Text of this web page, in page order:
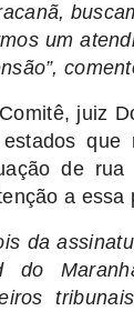
um
juiz
que
de
a
da
do